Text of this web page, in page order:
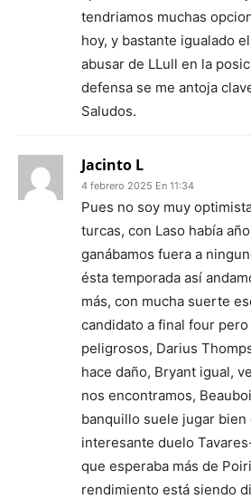
tendriamos muchas
hoy, y bastante igualado
abusar de LLull en la
defensa se me antoja
Saludos.
Jacinto L
4 febrero 2025 En 11:34
Pues no soy muy
turcas, con Laso había
ganábamos fuera a
ésta temporada así
más, con mucha suerte
candidato a final four
peligrosos, Darius
hace daño, Bryant igual,
nos encontramos,
banquillo suele jugar
interesante duelo
que esperaba más de
rendimiento está siendo